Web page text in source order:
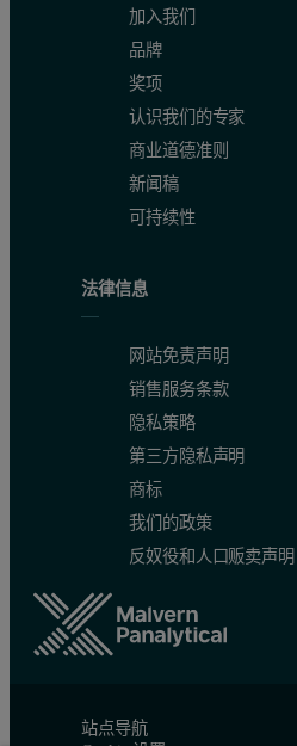
加入我们
品牌
奖项
认识我们的专家
商业道德准则
新闻稿
可持续性
法律信息
网站免责声明
销售服务条款
隐私策略
第三方隐私声明
商标
我们的政策
反奴役和人口贩卖声明
站点导航